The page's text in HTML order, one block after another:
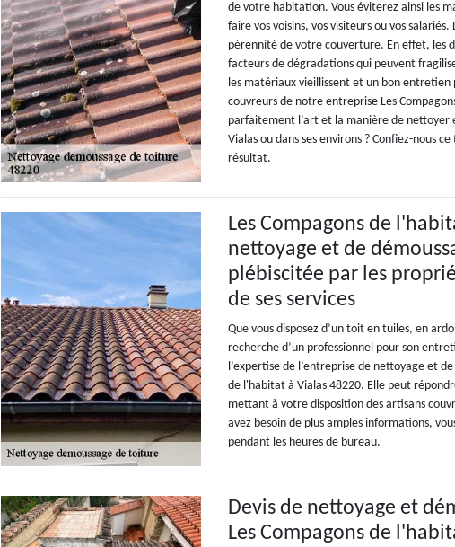
de votre habitation. Vous éviterez ainsi les
faire vos voisins, vos visiteurs ou vos
pérennité de votre couverture. En effet, les
facteurs de dégradations qui peuvent
les matériaux vieillissent et un bon
couvreurs de notre entreprise Les
parfaitement l’art et la manière de nettoyer
Vialas ou dans ses environs ? Confiez-nous
résultat.
Les Compagons de
nettoyage et de
plébiscitée par les
de ses services
Que vous disposez d’un toit en tuiles, en
recherche d’un professionnel pour son
l’expertise de l’entreprise de nettoyage et
de l'habitat à Vialas 48220. Elle peut
mettant à votre disposition des artisans
avez besoin de plus amples informations,
pendant les heures de bureau.
Devis de nettoyage et
Les Compagons de